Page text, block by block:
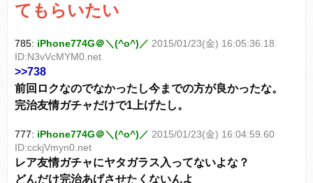
てもらいたい
785: iPhone774G＠＼(^o^)／ 2015/01/23(金) 16:05:36.18
ID:N3vVcMYM0.net
>>738
前回ロクなのでなかったし今までの方が良かったな。
完治友情ガチャだけで1上げたし。
777: iPhone774G＠＼(^o^)／ 2015/01/23(金) 16:04:59.60
ID:cckjVmyn0.net
レア友情ガチャにヤタガラス入ってないよな？
どんだけ完治あげさせたくないんよ